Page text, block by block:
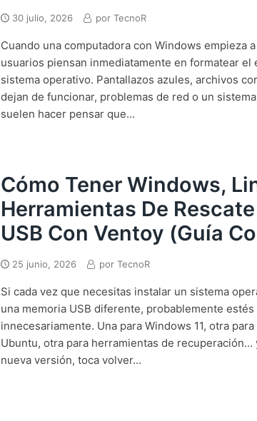
30 julio, 2026 por TecnoR
Cuando una computadora con Windows empieza
usuarios piensan inmediatamente en formatear el
sistema operativo. Pantallazos azules, archivos
dejan de funcionar, problemas de red o un
suelen hacer pensar que...
Cómo Tener Windows,
Herramientas De
USB Con Ventoy (Guía
25 junio, 2026 por TecnoR
Si cada vez que necesitas instalar un sistema
una memoria USB diferente, probablemente
innecesariamente. Una para Windows 11, otra
Ubuntu, otra para herramientas de recuperación…
nueva versión, toca volver...